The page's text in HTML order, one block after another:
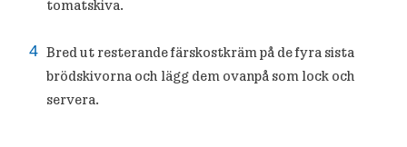
tomatskiva.
Bred ut resterande färskostkräm på de fyra sista
brödskivorna och lägg dem ovanpå som lock och
servera.